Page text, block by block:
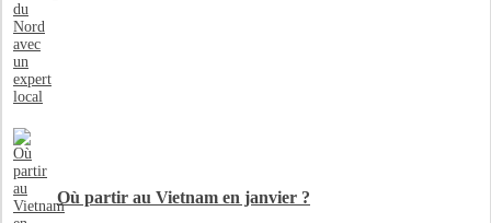
Où partir au Vietnam en janvier ?